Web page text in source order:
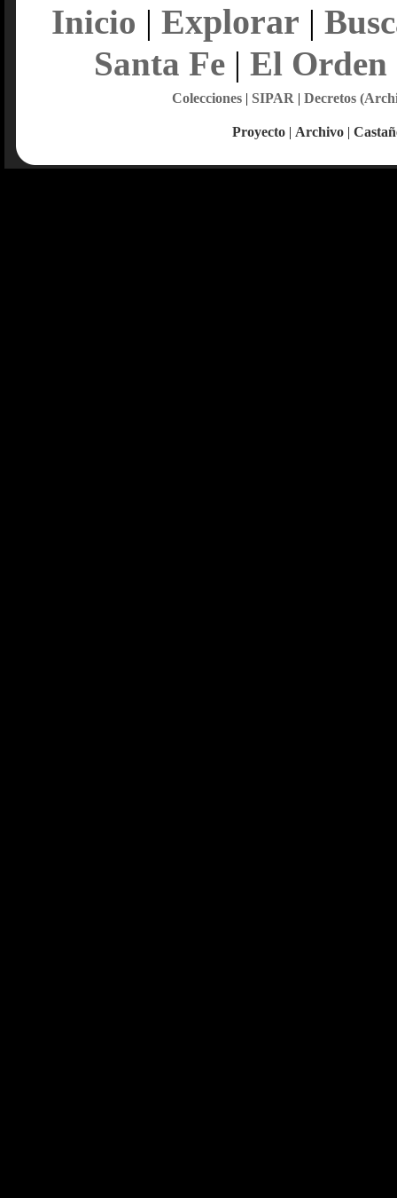
Inicio | Explorar |
Santa Fe| El Orden
Colecciones| SIPAR | Decretos
Proyecto | Archivo |